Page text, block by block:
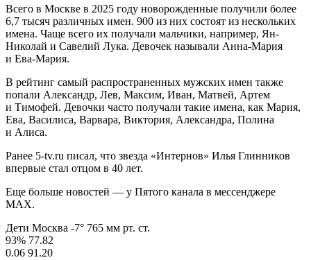
Всего в Москве в 2025 году новорожденные получили более
6,7 тысяч различных имен. 900 из них состоят из нескольких
имена. Чаще всего их получали мальчики, например, Ян-
Николай и Савелий Лука. Девочек называли Анна-Мария
и Ева-Мария.
В рейтинг самый распространенных мужских имен также
попали Александр, Лев, Максим, Иван, Матвей, Артем
и Тимофей. Девочки часто получали такие имена, как Мария,
Ева, Василиса, Варвара, Виктория, Александра, Полина
и Алиса.
Ранее 5-tv.ru писал, что звезда «Интернов» Илья Глинников
впервые стал отцом в 40 лет.
Еще больше новостей — у Пятого канала в мессенджере
MAX.
Дети Москва -7° 765 мм рт. ст.
93% 77.82
0.06 91.20